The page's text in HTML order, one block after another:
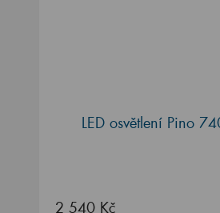
LED osvětlení Pino
2 540 Kč